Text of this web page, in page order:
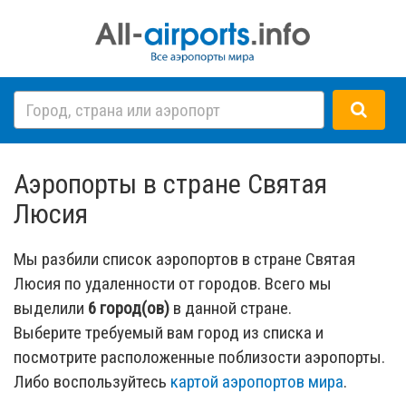
Аэропорты в стране Святая
Люсия
Мы разбили список аэропортов в стране Святая
Люсия по удаленности от городов. Всего мы
выделили 6 город(ов) в данной стране.
Выберите требуемый вам город из списка и
посмотрите расположенные поблизости аэропорты.
Либо воспользуйтесь картой аэропортов мира.